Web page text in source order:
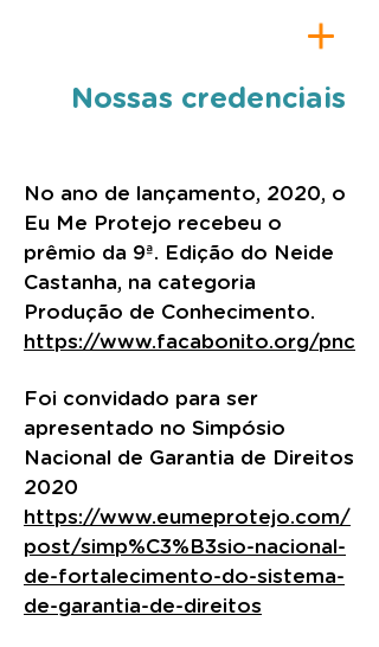
Nossas credenciais
No ano de lançamento, 2020, o
Eu Me Protejo recebeu o
prêmio da 9ª. Edição do Neide
Castanha, na categoria
Produção de Conhecimento.
https://www.facabonito.org/pnc
Foi convidado para ser
apresentado no Simpósio
Nacional de Garantia de Direitos
2020
https://www.eumeprotejo.com/
post/simp%C3%B3sio-nacional-
de-fortalecimento-do-sistema-
de-garantia-de-direitos